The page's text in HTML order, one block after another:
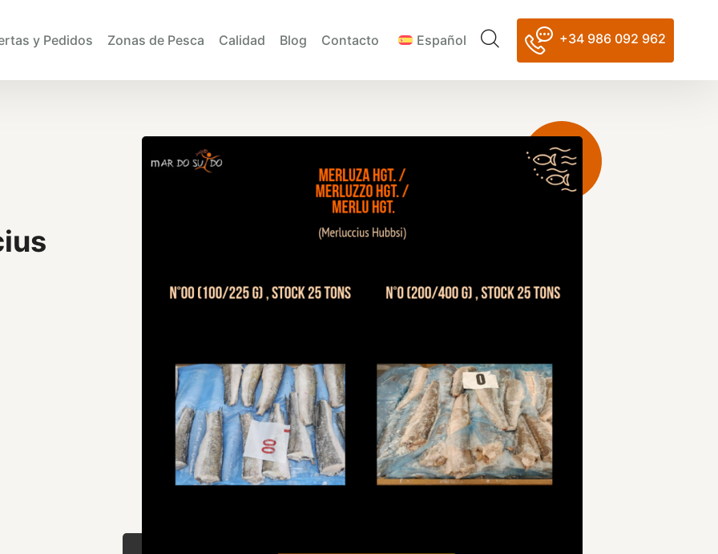
y Pedidos Zonas de Pesca Calidad Blog Contacto Español +34 986 092 962